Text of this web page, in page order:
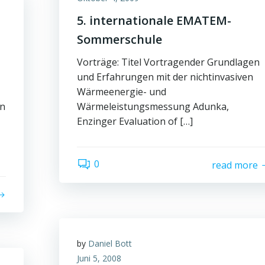
5. internationale EMATEM-
Sommerschule
Vorträge: Titel Vortragender Grundlagen
und Erfahrungen mit der nichtinvasiven
Wärmeenergie- und
Wärmeleistungsmessung Adunka,
Enzinger Evaluation of […]
0 read more
by Daniel Bott
Juni 5, 2008